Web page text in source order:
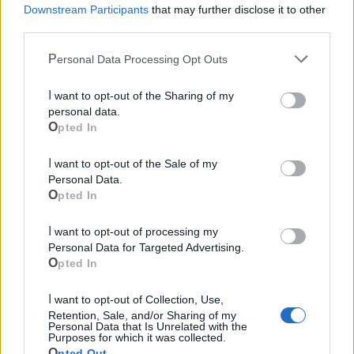
Downstream Participants that may further disclose it to other
Personal Data Processing Opt Outs
personal data.
Opted In
Personal Data.
Opted In
Personal Data for Targeted Advertising.
Opted In
Retention, Sale, and/or Sharing of my
Personal Data that Is Unrelated with the
Purposes for which it was collected.
Mondo CIA